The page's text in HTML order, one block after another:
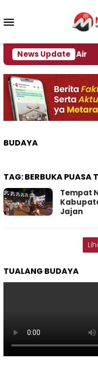
konten
News Update
Alami Krisi Air
BUDAYA
TAG:BERBUKA PUASA
Tempat
Jajan
TUALANG BUDAYA